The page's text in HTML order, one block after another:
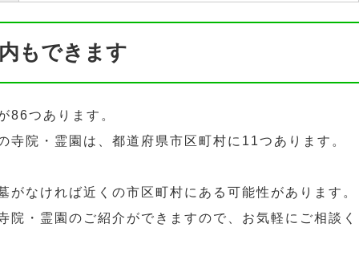
もできます
86つあります。
寺院・霊園は、都道府県市区町村に11つあります。
がなければ近くの市区町村にある可能性があります。
院・霊園のご紹介ができますので、お気軽にご相談く